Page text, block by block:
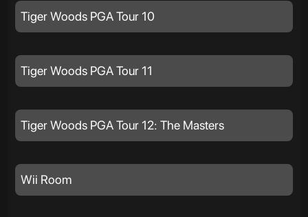
Tiger Woods PGA Tour 10
Tiger Woods PGA Tour 11
Tiger Woods PGA Tour 12: The Masters
Wii Room